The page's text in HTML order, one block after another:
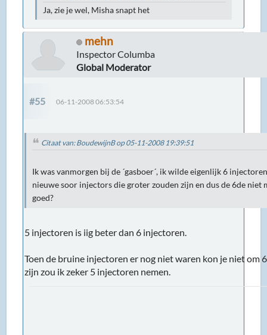
Ja, zie je wel, Misha snapt het
mehn
Inspector Columba
Global Moderator
#55 06-11-2008 06:53:54
Citaat van: BoudewijnB op 05-11-2008 19:39:51
Ik was vanmorgen bij de ´gasboer´, ik wilde eigenlijk 6
nieuwe soor injectors die groter zouden zijn en dus de 6de niet
goed?
5 injectoren is iig beter dan 6 injectoren.
Toen de bruine injectoren er nog niet waren kon je niet om
zijn zou ik zeker 5 injectoren nemen.